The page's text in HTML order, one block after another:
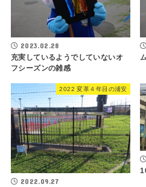
2023.02.28
充実しているようでしていないオ
フシーズンの雑感
2022 変革４年目の浦安
2022.09.27